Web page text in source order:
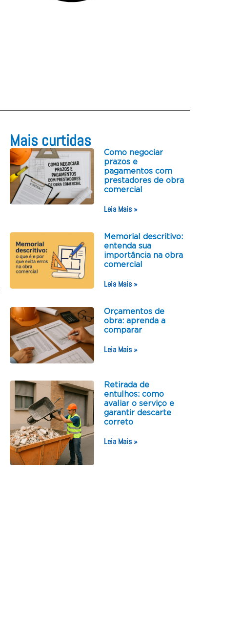
Mais curtidas​
Como negociar
prazos e
pagamentos com
prestadores de obra
comercial
Leia Mais »
Memorial descritivo:
entenda sua
importância na obra
comercial
Leia Mais »
Orçamentos de
obra: aprenda a
comparar
Leia Mais »
Retirada de
entulhos: como
avaliar o serviço e
garantir descarte
correto
Leia Mais »